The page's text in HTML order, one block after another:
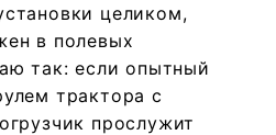
целиком,
в полевых
так: если опытный
трактора с
прослужит